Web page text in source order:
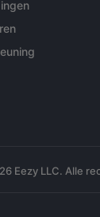
Eezy LLC. Alle